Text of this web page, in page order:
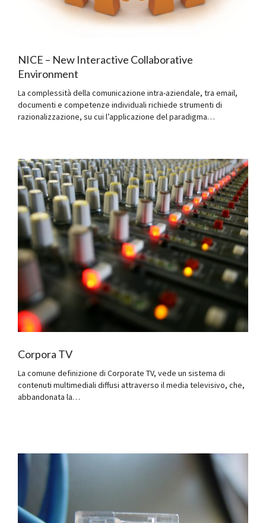
NICE – New Interactive Collaborative
Environment
La complessità della comunicazione intra-aziendale, tra email,
documenti e competenze individuali richiede strumenti di
razionalizzazione, su cui l’applicazione del paradigma…
Corpora TV
La comune definizione di Corporate TV, vede un sistema di
contenuti multimediali diffusi attraverso il media televisivo, che,
abbandonata la…